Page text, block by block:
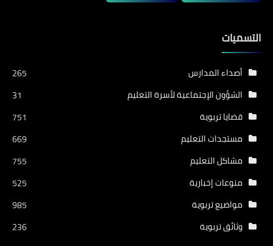
التسميات
أصداء المدارس
265
الشؤون الإجتماعية لأسرة التعليم
31
قضايا تربوية
751
مستجدات التعليم
669
مشاكل التعليم
755
منوعات إخبارية
525
مواضيع تربوية
985
وثائق تربوية
236